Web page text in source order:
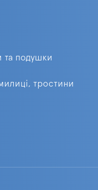
та подушки
тростини